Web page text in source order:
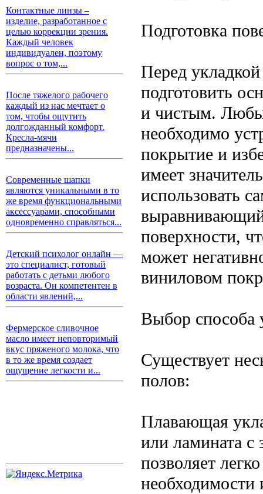
Контактные линзы –
изделие, разработанное с
целью коррекции зрения.
Каждый человек
индивидуален, поэтому
вопрос о том,...
После тяжелого рабочего
каждый из нас мечтает о
том, чтобы ощутить
долгожданный комфорт.
Кресла-мячи
предназначены...
Современные шапки
являются уникальными в то
же время функциональными
аксессуарами, способными
одновременно справляться...
Детский психолог онлайн —
это специалист, готовый
работать с детьми любого
возраста. Он компетентен в
области явлений,...
Фермерское сливочное
масло имеет неповторимый
вкус пряженого молока, что
в то же время создает
ощущение легкости и...
Подготовка
Перед
подготовить
и чистым.
необходимо
покрытие и
имеет
использовать
поверхности,
может
виниловом
Выбор способа
Существует
полов:
Плавающая
или ламината с
позволяет
необходимости